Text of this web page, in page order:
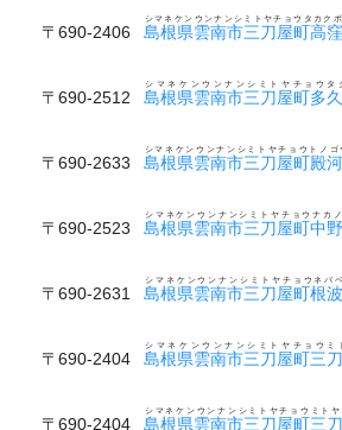
〒690-2406 島根県雲南市三刀屋町高窪
シマネケンウンナンシミトヤチョウタカクボ
〒690-2512 島根県雲南市三刀屋町多
シマネケンウンナンシミトヤチョウタ
〒690-2633 島根県雲南市三刀屋町殿
シマネケンウンナンシミトヤチョウトノゴ
〒690-2523 島根県雲南市三刀屋町中野
シマネケンウンナンシミトヤチョウナカノ
〒690-2631 島根県雲南市三刀屋町根
シマネケンウンナンシミトヤチョウネバ
〒690-2404 島根県雲南市三刀屋町三
シマネケンウンナンシミトヤチョウミ
〒690-2404 島根県雲南市三刀屋町三
シマネケンウンナンシミトヤチョウミト